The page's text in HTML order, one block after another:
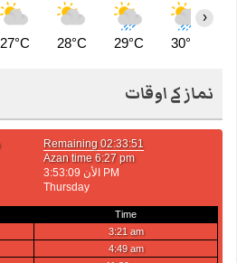
27°C 28°C 29°C 30°C
›
نماز کے اوقات